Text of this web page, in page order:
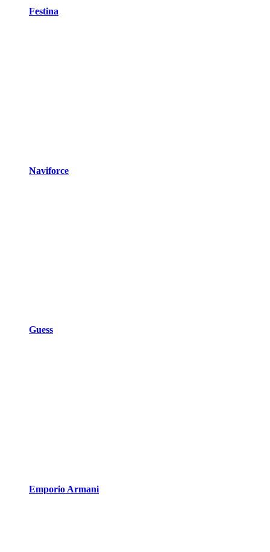
Festina
Naviforce
Guess
Emporio Armani